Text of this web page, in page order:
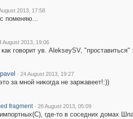
2013, 17:58
поменяю...
August 2013, 19:06
говорит ув. AlekseySV, "проставиться"
· 24 August 2013, 19:27
за мной никогда не заржавеет!:))
fragment · 26 August 2013, 05:09
где-то в соседних домах